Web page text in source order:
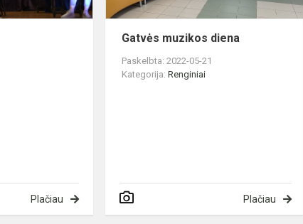
Plačiau
Gatvės muzikos diena
Paskelbta: 2022-05-21
Kategorija:Renginiai
Plačiau